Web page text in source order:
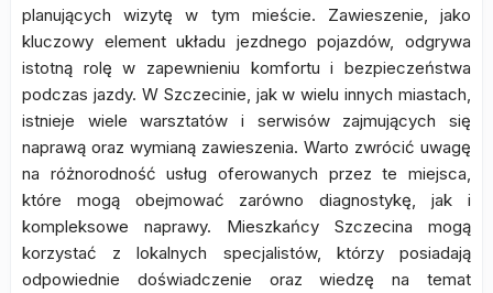
planujących wizytę w tym mieście. Zawieszenie, jako
kluczowy element układu jezdnego pojazdów, odgrywa
istotną rolę w zapewnieniu komfortu i bezpieczeństwa
podczas jazdy. W Szczecinie, jak w wielu innych miastach,
istnieje wiele warsztatów i serwisów zajmujących się
naprawą oraz wymianą zawieszenia. Warto zwrócić uwagę
na różnorodność usług oferowanych przez te miejsca,
które mogą obejmować zarówno diagnostykę, jak i
kompleksowe naprawy. Mieszkańcy Szczecina mogą
korzystać z lokalnych specjalistów, którzy posiadają
odpowiednie doświadczenie oraz wiedzę na temat